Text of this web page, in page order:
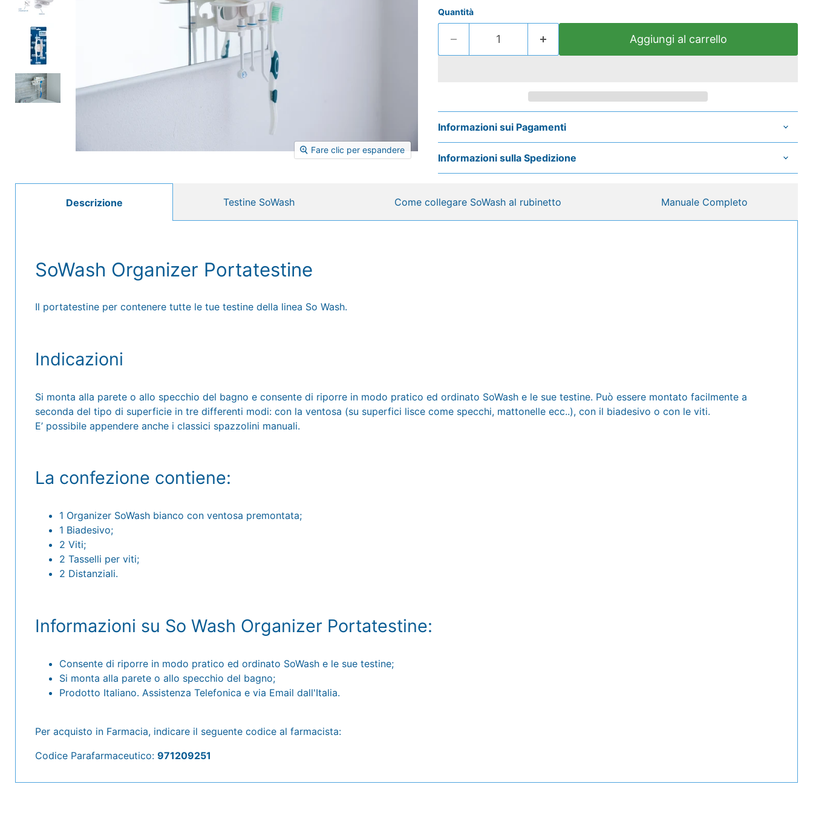
Fare clic per espandere
Quantità
Aggiungi al carrello
Informazioni sui Pagamenti
Informazioni sulla Spedizione
Descrizione
SoWash Organizer Portatestine
Il portatestine per contenere tutte le tue testine della linea So Wash.
Indicazioni
Si monta alla parete o allo specchio del bagno e consente di riporre in modo pratico ed ordinato SoWash e le sue testine. Può essere montato facilmente a
seconda del tipo di superficie in tre differenti modi: con la ventosa (su superfici lisce come specchi, mattonelle ecc..), con il biadesivo o con le viti.
E’ possibile appendere anche i classici spazzolini manuali.
La confezione contiene:
1 Organizer SoWash bianco con ventosa premontata;
1 Biadesivo;
2 Viti;
2 Tasselli per viti;
2 Distanziali.
Informazioni su So Wash Organizer Portatestine:
Consente di riporre in modo pratico ed ordinato SoWash e le sue testine;
Si monta alla parete o allo specchio del bagno;
Prodotto Italiano. Assistenza Telefonica e via Email dall'Italia.
Per acquisto in Farmacia, indicare il seguente codice al farmacista:
Codice Parafarmaceutico: 971209251
Testine SoWash Come collegare SoWash al rubinetto Manuale Completo